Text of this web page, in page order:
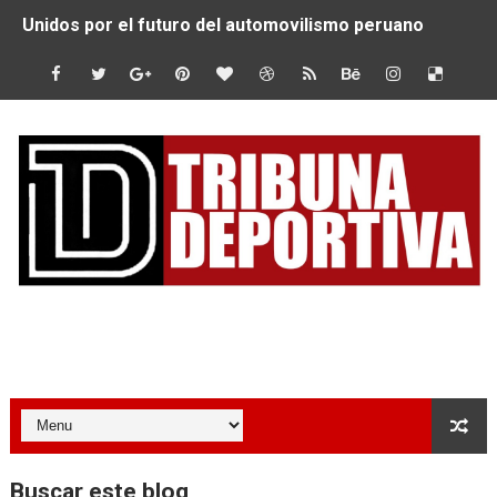
Unidos por el futuro del automovilismo peruano
De Huaraz para el mundo: La Ultra Trail Cordillera
MARATÓN DE LIMA: EL CHEQUEO MÉDICO COMO LA
CLAUDIO PIZARRO: "YO ESPERABA MUCHO MÁS DE
URUBAMBA CORONÓ A LOS ARGENTINOS
ÁNGELO CARO SE CONSAGRA SUBCAMPEÓN MUNDIAL
Buscar este blog